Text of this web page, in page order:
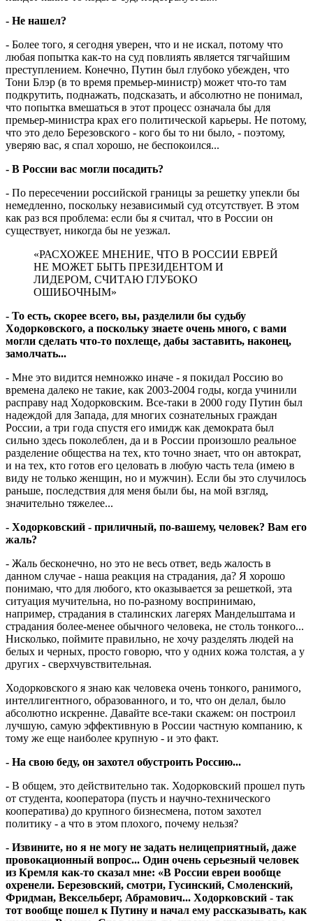
- Не нашел?
- Более того, я сегодня уверен, что и не искал, потому что
любая попытка как-то на суд повлиять является тягчайшим
преступлением. Конечно, Путин был глубоко убежден, что
Тони Блэр (в то время премьер-министр) может что-то там
подкрутить, поднажать, подсказать, и абсолютно не понимал,
что попытка вмешаться в этот процесс означала бы для
премьер-министра крах его политической карьеры. Не потому,
что это дело Березовского - кого бы то ни было, - поэтому,
уверяю вас, я спал хорошо, не беспокоился...
- В России вас могли посадить?
- По пересечении российской границы за решетку упекли бы
немедленно, поскольку независимый суд отсутствует. В этом
как раз вся проблема: если бы я считал, что в России он
существует, никогда бы не уезжал.
«РАСХОЖЕЕ МНЕНИЕ, ЧТО В РОССИИ ЕВРЕЙ
НЕ МОЖЕТ БЫТЬ ПРЕЗИДЕНТОМ И
ЛИДЕРОМ, СЧИТАЮ ГЛУБОКО
ОШИБОЧНЫМ»
- То есть, скорее всего, вы, разделили бы судьбу
Ходорковского, а поскольку знаете очень много, с вами
могли сделать что-то похлеще, дабы заставить, наконец,
замолчать...
- Мне это видится немножко иначе - я покидал Россию во
времена далеко не такие, как 2003-2004 годы, когда учинили
расправу над Ходорковским. Все-таки в 2000 году Путин был
надеждой для Запада, для многих сознательных граждан
России, а три года спустя его имидж как демократа был
сильно здесь поколеблен, да и в России произошло реальное
разделение общества на тех, кто точно знает, что он автократ,
и на тех, кто готов его целовать в любую часть тела (имею в
виду не только женщин, но и мужчин). Если бы это случилось
раньше, последствия для меня были бы, на мой взгляд,
значительно тяжелее...
- Ходорковский - приличный, по-вашему, человек? Вам его
жаль?
- Жаль бесконечно, но это не весь ответ, ведь жалость в
данном случае - наша реакция на страдания, да? Я хорошо
понимаю, что для любого, кто оказывается за решеткой, эта
ситуация мучительна, но по-разному воспринимаю,
например, страдания в сталинских лагерях Мандельштама и
страдания более-менее обычного человека, не столь тонкого...
Нисколько, поймите правильно, не хочу разделять людей на
белых и черных, просто говорю, что у одних кожа толстая, а у
других - сверхчувствительная.
Ходорковского я знаю как человека очень тонкого, ранимого,
интеллигентного, образованного, и то, что он делал, было
абсолютно искренне. Давайте все-таки скажем: он построил
лучшую, самую эффективную в России частную компанию, к
тому же еще наиболее крупную - и это факт.
- На свою беду, он захотел обустроить Россию...
- В общем, это действительно так. Ходорковский прошел путь
от студента, кооператора (пусть и научно-технического
кооператива) до крупного бизнесмена, потом захотел
политику - а что в этом плохого, почему нельзя?
- Извините, но я не могу не задать нелицеприятный, даже
провокационный вопрос... Один очень серьезный человек
из Кремля как-то сказал мне: «В России евреи вообще
охренели. Березовский, смотри, Гусинский, Смоленский,
Фридман, Вексельберг, Абрамович... Ходорковский - так
тот вообще пошел к Путину и начал ему рассказывать, как